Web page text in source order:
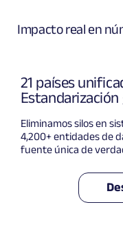
Impacto real en
21 países
Eliminamos silos en
4,200+ entidades de
fuente única de